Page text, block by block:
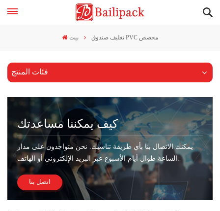
بيت تغليف صندوق PVC مخصص
فئات المنتج
كيف يمكننا مساعدتك
يمكنك الاتصال بنا بأي طريقة تناسبك. نحن متواجدون على مدار
الساعة طوال أيام الأسبوع عبر البريد الإلكتروني أو الهاتف.
اتصل بنا